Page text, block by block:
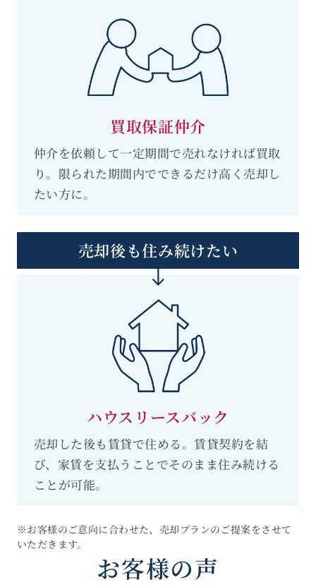
買取保証仲介
仲介を依頼して一定期間で売れなければ買取
り。限られた期間内でできるだけ高く売却し
たい方に。
売却後も住み続けたい
ハウスリースバック
売却した後も賃貸で住める。賃貸契約を結
び、家賃を支払うことでそのまま住み続ける
ことが可能。
※お客様のご意向に合わせた、売却プランのご提案をさせて
いただきます。
お客様の声